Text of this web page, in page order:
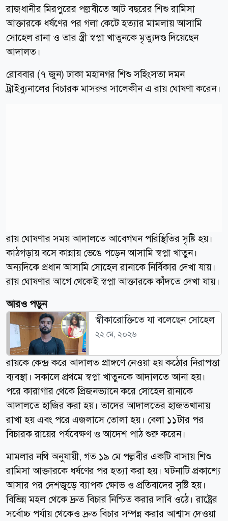
রাজধানীর মিরপুরের পল্লবীতে আট বছরের শিশু রামিসা
আক্তারকে ধর্ষণের পর গলা কেটে হত্যার মামলায় আসামি
সোহেল রানা ও তার স্ত্রী স্বপ্না খাতুনকে মৃত্যুদণ্ড দিয়েছেন
আদালত।
রোববার (৭ জুন) ঢাকা মহানগর শিশু সহিংসতা দমন
ট্রাইব্যুনালের বিচারক মাসরুর সালেকীন এ রায় ঘোষণা করেন।
রায় ঘোষণার সময় আদালতে আবেগঘন পরিস্থিতির সৃষ্টি হয়।
কাঠগড়ায় বসে কান্নায় ভেঙে পড়েন আসামি স্বপ্না খাতুন।
অন্যদিকে প্রধান আসামি সোহেল রানাকে নির্বিকার দেখা যায়।
রায় ঘোষণার আগে থেকেই স্বপ্না আক্তারকে কাঁদতে দেখা যায়।
আরও পড়ুন
স্বীকারোক্তিতে যা বলেছেন সোহেল
২২ মে, ২০২৬
রায়কে কেন্দ্র করে আদালত প্রাঙ্গণে নেওয়া হয় কঠোর নিরাপত্তা
ব্যবস্থা। সকালে প্রথমে স্বপ্না খাতুনকে আদালতে আনা হয়।
পরে কারাগার থেকে প্রিজনভ্যানে করে সোহেল রানাকে
আদালতে হাজির করা হয়। তাদের আদালতের হাজতখানায়
রাখা হয় এবং পরে এজলাসে তোলা হয়। বেলা ১১টার পর
বিচারক রায়ের পর্যবেক্ষণ ও আদেশ পাঠ শুরু করেন।
মামলার নথি অনুযায়ী, গত ১৯ মে পল্লবীর একটি বাসায় শিশু
রামিসা আক্তারকে ধর্ষণের পর হত্যা করা হয়। ঘটনাটি প্রকাশ্যে
আসার পর দেশজুড়ে ব্যাপক ক্ষোভ ও প্রতিবাদের সৃষ্টি হয়।
বিভিন্ন মহল থেকে দ্রুত বিচার নিশ্চিত করার দাবি ওঠে। রাষ্ট্রের
সর্বোচ্চ পর্যায় থেকেও দ্রুত বিচার সম্পন্ন করার আশ্বাস দেওয়া